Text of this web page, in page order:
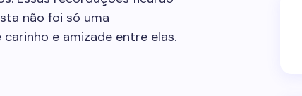
não foi só uma
e amizade entre elas.